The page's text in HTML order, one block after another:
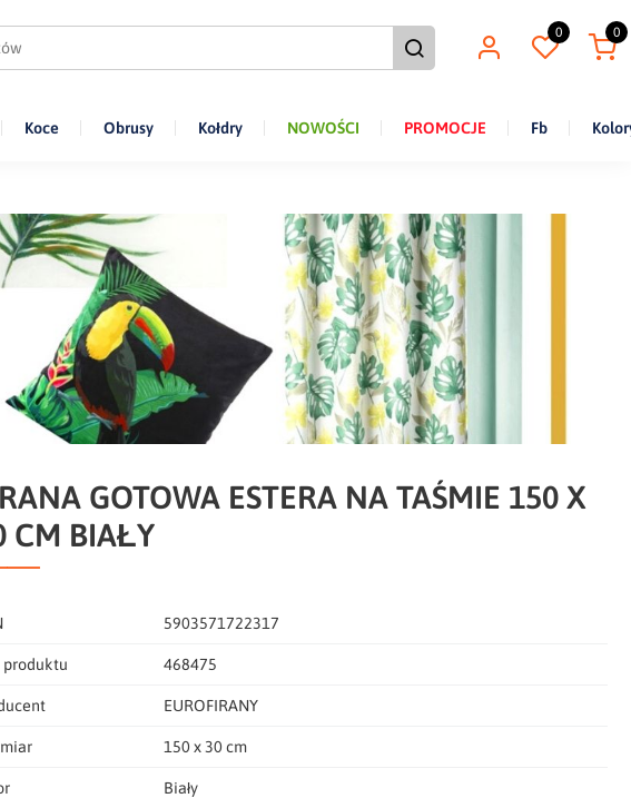
0 0
Koce Obrusy Kołdry NOWOŚCI PROMOCJE Fb
GOTOWA ESTERA NA TAŚMIE 150 X
CM BIAŁY
5903571722317
produktu 468475
EUROFIRANY
150 x 30 cm
Biały